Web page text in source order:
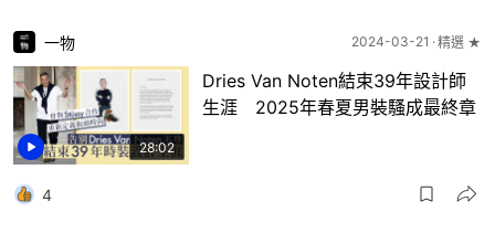
28:02
一物 2024-03-21 精選 ★
Dries Van Noten結束39年設計師
生涯 2025年春夏男裝騷成最終章
4